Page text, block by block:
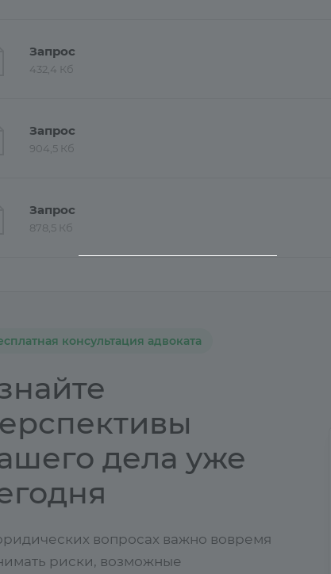
Запрос
432,4 Кб
Запрос
904,5 Кб
Запрос
878,5 Кб
консультация адвоката
дела уже
вопросах важно вовремя
риски, возможные